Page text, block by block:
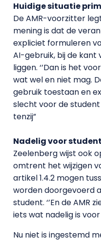
Huidige situatie
De AMR-voorzitter
mening is dat de
expliciet formuleren
AI-gebruik, bij de
liggen. ‘’Dan is het
wat wel en niet mag.
gebruik toestaan en
slecht voor de
tenzij”
Nadelig voor student
Zeelenberg wijst ook
omtrent het wijzigen
artikel 1.4.2 mogen
worden doorgevoerd
student. ‘’En de AMR
iets wat nadelig is voor
Nu niet is ingestemd